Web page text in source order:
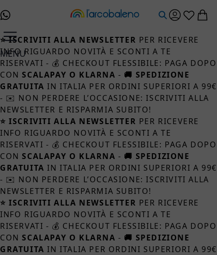
MENU
⭐ ISCRIVITI ALLA NEWSLETTER PER RICEVERE
INFO RIGUARDO NOVITÀ E SCONTI A TE
RISERVATI - 💰 CHECKOUT FLESSIBILE: PAGA DOPO
CON SCALAPAY O KLARNA - 🚚 SPEDIZIONE
GRATUITA IN ITALIA PER ORDINI SUPERIORI A 99€
- ✉️ NON PERDERE L’OCCASIONE: ISCRIVITI ALLA
NEWSLETTER E RISPARMIA SUBITO!
⭐ ISCRIVITI ALLA NEWSLETTER PER RICEVERE
INFO RIGUARDO NOVITÀ E SCONTI A TE
RISERVATI - 💰 CHECKOUT FLESSIBILE: PAGA DOPO
CON SCALAPAY O KLARNA - 🚚 SPEDIZIONE
GRATUITA IN ITALIA PER ORDINI SUPERIORI A 99€
- ✉️ NON PERDERE L’OCCASIONE: ISCRIVITI ALLA
NEWSLETTER E RISPARMIA SUBITO!
⭐ ISCRIVITI ALLA NEWSLETTER PER RICEVERE
INFO RIGUARDO NOVITÀ E SCONTI A TE
RISERVATI - 💰 CHECKOUT FLESSIBILE: PAGA DOPO
CON SCALAPAY O KLARNA - 🚚 SPEDIZIONE
GRATUITA IN ITALIA PER ORDINI SUPERIORI A 99€